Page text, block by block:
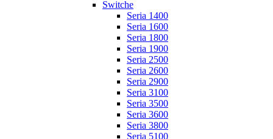
Switche
Seria 1400
Seria 1600
Seria 1800
Seria 1900
Seria 2500
Seria 2600
Seria 2900
Seria 3100
Seria 3500
Seria 3600
Seria 3800
Seria 5100